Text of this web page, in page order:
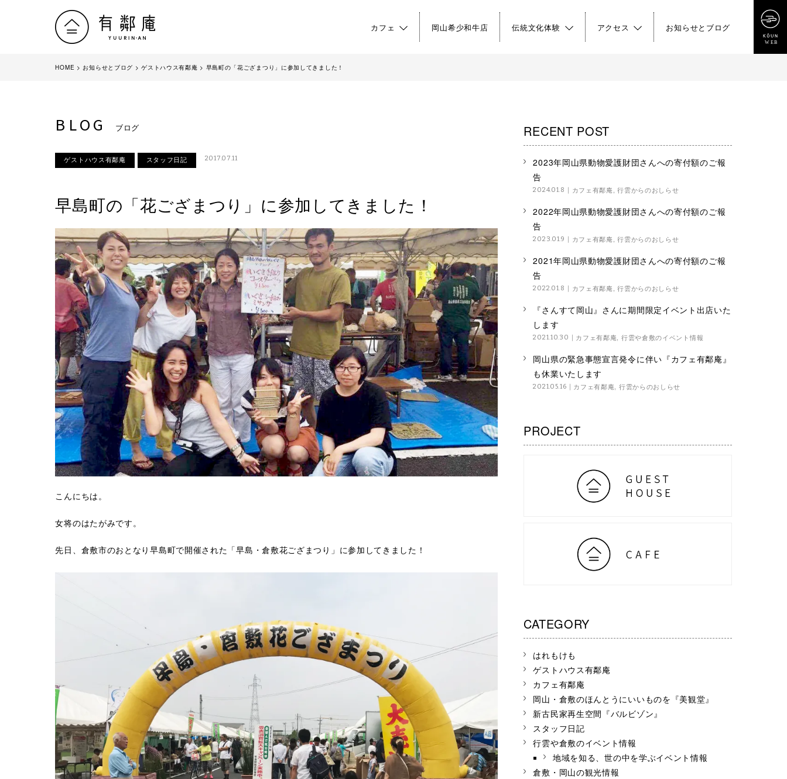
カフェ 岡山希少和牛店 伝統文化体験 アクセス お知らせとブログ
HOME >お知らせとブログ >ゲストハウス有鄰庵 > 早島町の「花ござまつり」に参加してきました！
BLOG ブログ
ゲストハウス有鄰庵 スタッフ日記 2017.07.11
早島町の「花ござまつり」に参加してきました！
こんにちは。
女将のはたがみです。
先日、倉敷市のおとなり早島町で開催された「早島・倉敷花ござまつり」に参加してきました！
RECENT POST
2023年岡山県動物愛護財団さんへの寄付額のご報
告
2024.01.8 カフェ有鄰庵 ,行雲からのおしらせ
2022年岡山県動物愛護財団さんへの寄付額のご報
告
2023.01.9 カフェ有鄰庵 ,行雲からのおしらせ
2021年岡山県動物愛護財団さんへの寄付額のご報
告
2022.01.8 カフェ有鄰庵 ,行雲からのおしらせ
『さんすて岡山』さんに期間限定イベント出店いた
します
2021.10.30 カフェ有鄰庵 行雲や倉敷のイベント情報
岡山県の緊急事態宣言発令に伴い『カフェ有鄰庵』
も休業いたします
2021.05.16 カフェ有鄰庵 行雲からのおしらせ
PROJECT
CATEGORY
はれもけも
ゲストハウス有鄰庵
カフェ有鄰庵
岡山・倉敷のほんとうにいいものを『美観堂』
新古民家再生空間『バルビゾン』
スタッフ日記
行雲や倉敷のイベント情報
地域を知る、世の中を学ぶイベント情報
倉敷・岡山の観光情報